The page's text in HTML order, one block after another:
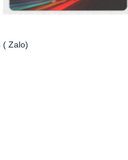
( Zalo)